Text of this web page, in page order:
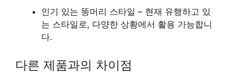
인기 있는 똥머리 스타일 – 현재 유행하고 있
는 스타일로, 다양한 상황에서 활용 가능합니
다.
다른 제품과의 차이점